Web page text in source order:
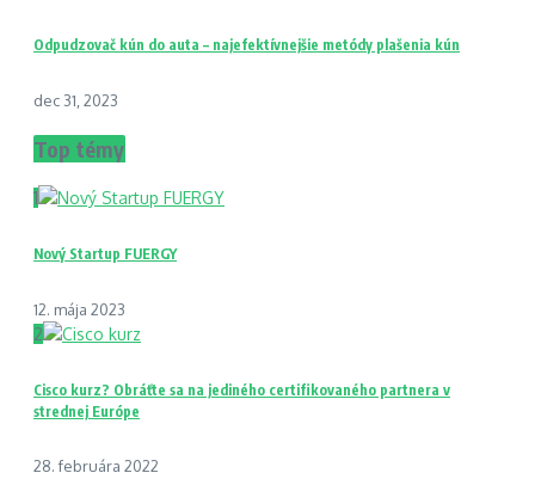
Odpudzovač kún do auta – najefektívnejšie metódy plašenia kún
dec 31, 2023
Top témy
1
Nový Startup FUERGY
12. mája 2023
2
Cisco kurz? Obráťte sa na jediného certifikovaného partnera v
strednej Európe
28. februára 2022